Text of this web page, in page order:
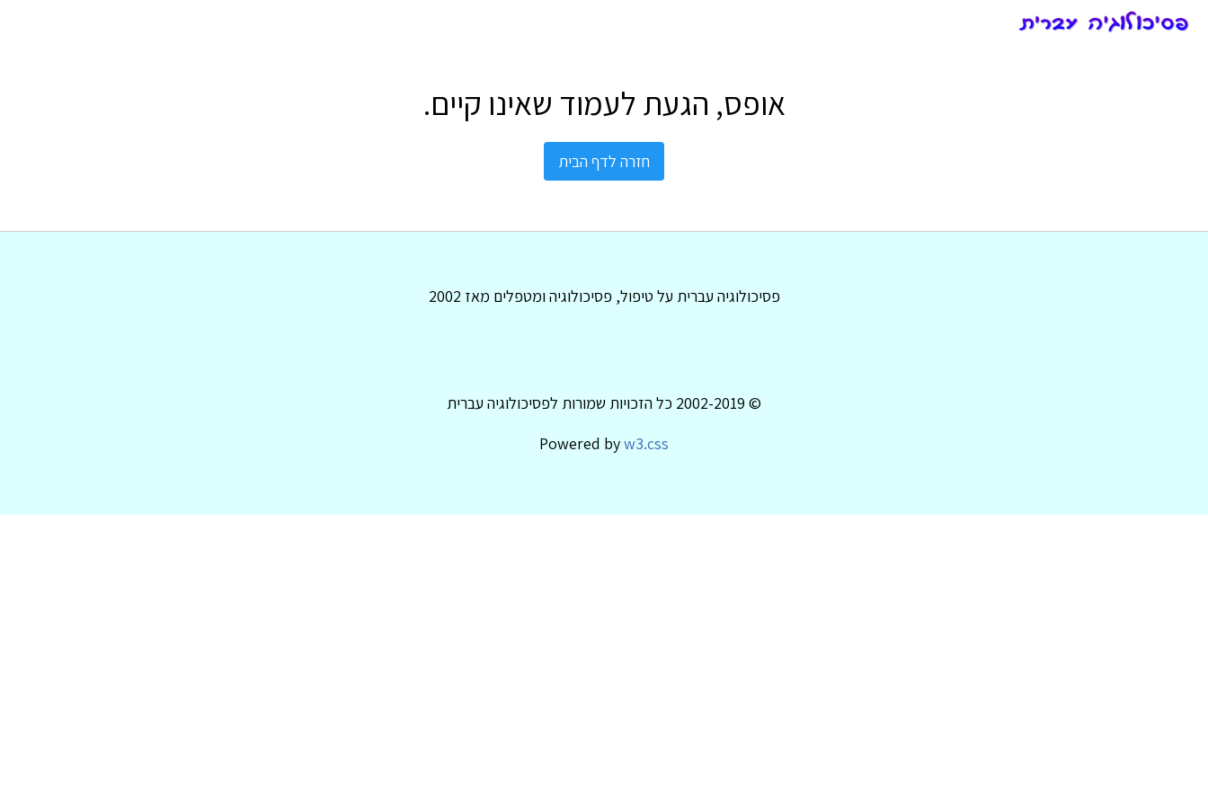
אופס, הגעת לעמוד שאינו קיים.
חזרה לדף הבית
פסיכולוגיה עברית על טיפול, פסיכולוגיה ומטפלים מאז 2002
© 2002-2019 כל הזכויות שמורות לפסיכולוגיה עברית
Powered byw3.css